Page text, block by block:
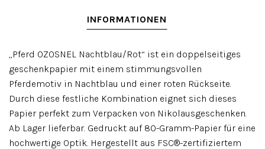
INFORMATIONEN
„Pferd OZOSNEL Nachtblau/Rot“ ist ein doppelseitiges
geschenkpapier mit einem stimmungsvollen
Pferdemotiv in Nachtblau und einer roten Rückseite.
Durch diese festliche Kombination eignet sich dieses
Papier perfekt zum Verpacken von Nikolausgeschenken.
Ab Lager lieferbar. Gedruckt auf 80-Gramm-Papier für eine
hochwertige Optik. Hergestellt aus FSC®-zertifiziertem